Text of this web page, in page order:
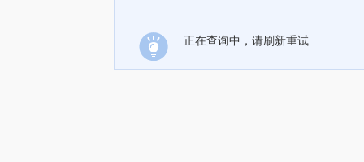
正在查询中，请刷新重试